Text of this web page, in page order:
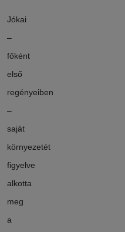
Jókai
–
főként
első
regényeiben
–
saját
környezetét
figyelve
alkotta
meg
a